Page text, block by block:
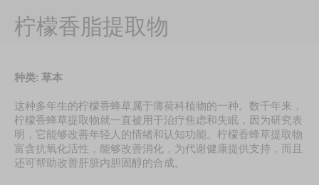
柠檬香脂提取物
种类: 草本
这种多年生的柠檬香蜂草属于薄荷科植物的一种。数千年来，
柠檬香蜂草提取物就一直被用于治疗焦虑和失眠，因为研究表
明，它能够改善年轻人的情绪和认知功能。柠檬香蜂草提取物
富含抗氧化活性，能够改善消化，为代谢健康提供支持，而且
还可帮助改善肝脏内胆固醇的合成。